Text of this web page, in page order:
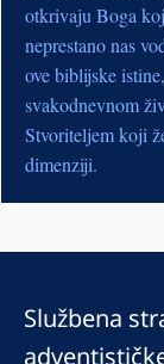
otkrivaju Boga
neprestano nas
ove biblijske
svakodnevnom
Stvoriteljem koji
dimenziji.
Službena